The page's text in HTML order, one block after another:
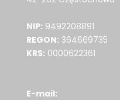
NIP: 9492208891
REGON: 364669735
KRS: 0000622361
E-mail: